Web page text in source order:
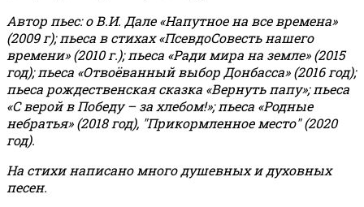
Автор пьес: о В.И. Дале «Напутное на все времена»
(2009 г); пьеса в стихах «ПсевдоСовесть нашего
времени» (2010 г.); пьеса «Ради мира на земле» (2015
год); пьеса «Отвоёванный выбор Донбасса» (2016 год);
пьеса рождественская сказка «Вернуть папу»; пьеса
«С верой в Победу – за хлебом!»;пьеса «Родные
небратья» (2018 год), "Прикормленное место" (2020
год).
На стихи написано много душевных и духовных
песен.